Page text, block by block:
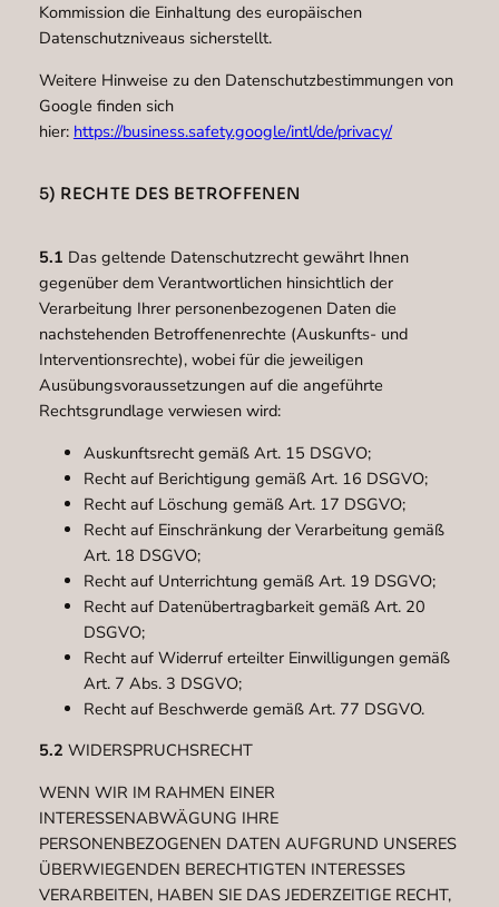
Kommission die Einhaltung des europäischen
Datenschutzniveaus sicherstellt.
Weitere Hinweise zu den Datenschutzbestimmungen von
Google finden sich
hier: https://business.safety.google/intl/de/privacy/
5) RECHTE DES BETROFFENEN
5.1 Das geltende Datenschutzrecht gewährt Ihnen
gegenüber dem Verantwortlichen hinsichtlich der
Verarbeitung Ihrer personenbezogenen Daten die
nachstehenden Betroffenenrechte (Auskunfts- und
Interventionsrechte), wobei für die jeweiligen
Ausübungsvoraussetzungen auf die angeführte
Rechtsgrundlage verwiesen wird:
Auskunftsrecht gemäß Art. 15 DSGVO;
Recht auf Berichtigung gemäß Art. 16 DSGVO;
Recht auf Löschung gemäß Art. 17 DSGVO;
Recht auf Einschränkung der Verarbeitung gemäß
Art. 18 DSGVO;
Recht auf Unterrichtung gemäß Art. 19 DSGVO;
Recht auf Datenübertragbarkeit gemäß Art. 20
DSGVO;
Recht auf Widerruf erteilter Einwilligungen gemäß
Art. 7 Abs. 3 DSGVO;
Recht auf Beschwerde gemäß Art. 77 DSGVO.
5.2 WIDERSPRUCHSRECHT
WENN WIR IM RAHMEN EINER
INTERESSENABWÄGUNG IHRE
PERSONENBEZOGENEN DATEN AUFGRUND UNSERES
ÜBERWIEGENDEN BERECHTIGTEN INTERESSES
VERARBEITEN, HABEN SIE DAS JEDERZEITIGE RECHT,